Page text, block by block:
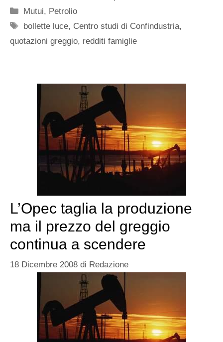
Categorie
Mutui, Petrolio
Tag
bollette luce, Centro studi di Confindustria,
quotazioni greggio, redditi famiglie
L’Opec taglia la produzione
ma il prezzo del greggio
continua a scendere
18 Dicembre 2008 di Redazione